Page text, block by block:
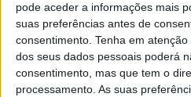
pode aceder a informações mais
suas preferências antes de
consentimento. Tenha em
dos seus dados pessoais poderá
consentimento, mas que tem o
processamento. As suas
Publicidade